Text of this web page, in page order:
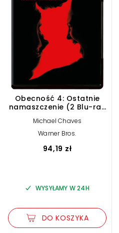
Obecność 4: Ostatnie
namaszczenie (2 Blu-ray
Michael Chaves
Warner Bros.
94,19 zł
WYSYŁAMY W 24H
DO KOSZYKA